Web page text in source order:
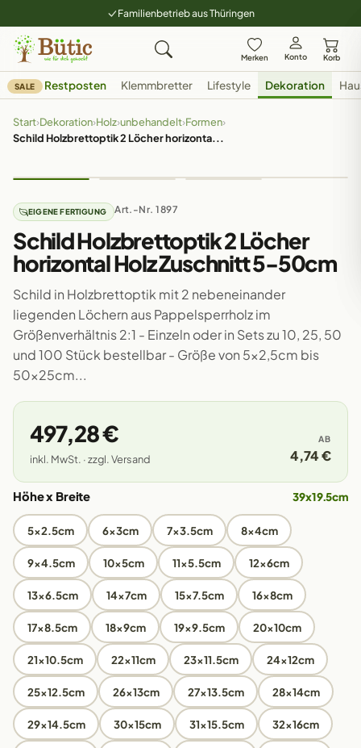
Familienbetrieb aus Thüringen
Merken Konto Korb
SALE Restposten Klemmbretter Lifestyle Dekoration
Start›Dekoration›Holz›unbehandelt›Formen›
Schild Holzbrettoptik 2 Löcher horizonta...
EIGENE FERTIGUNG Art.-Nr. 1897
Schild Holzbrettoptik 2 Löcher
horizontal Holz Zuschnitt 5-50cm
Schild in Holzbrettoptik mit 2 nebeneinander
liegenden Löchern aus Pappelsperrholz im
Größenverhältnis 2:1 - Einzeln oder in Sets zu 10, 25, 50
und 100 Stück bestellbar - Größe von 5x2,5cm bis
50x25cm...
497,28 €
inkl. MwSt. · zzgl. Versand
AB
4,74 €
Höhe x Breite 39x19.5cm
5x2.5cm 6x3cm 7x3.5cm 8x4cm
9x4.5cm 10x5cm 11x5.5cm 12x6cm
13x6.5cm 14x7cm 15x7.5cm 16x8cm
17x8.5cm 18x9cm 19x9.5cm 20x10cm
21x10.5cm 22x11cm 23x11.5cm 24x12cm
25x12.5cm 26x13cm 27x13.5cm 28x14cm
29x14.5cm 30x15cm 31x15.5cm 32x16cm